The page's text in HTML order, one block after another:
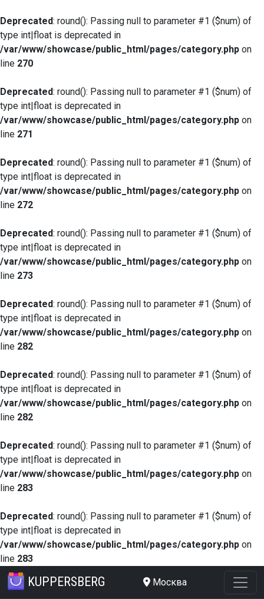
Deprecated: round(): Passing null to parameter #1 ($num) of
type int|float is deprecated in
/var/www/showcase/public_html/pages/category.php on
line 270
Deprecated: round(): Passing null to parameter #1 ($num) of
type int|float is deprecated in
/var/www/showcase/public_html/pages/category.php on
line 271
Deprecated: round(): Passing null to parameter #1 ($num) of
type int|float is deprecated in
/var/www/showcase/public_html/pages/category.php on
line 272
Deprecated: round(): Passing null to parameter #1 ($num) of
type int|float is deprecated in
/var/www/showcase/public_html/pages/category.php on
line 273
Deprecated: round(): Passing null to parameter #1 ($num) of
type int|float is deprecated in
/var/www/showcase/public_html/pages/category.php on
line 282
Deprecated: round(): Passing null to parameter #1 ($num) of
type int|float is deprecated in
/var/www/showcase/public_html/pages/category.php on
line 282
Deprecated: round(): Passing null to parameter #1 ($num) of
type int|float is deprecated in
/var/www/showcase/public_html/pages/category.php on
line 283
Deprecated: round(): Passing null to parameter #1 ($num) of
type int|float is deprecated in
/var/www/showcase/public_html/pages/category.php on
line 283
KUPPERSBERG Москва